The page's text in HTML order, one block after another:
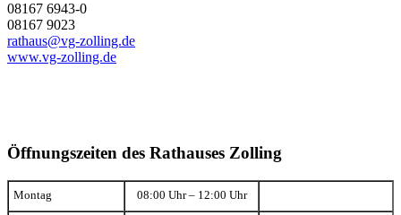
08167 6943-0
08167 9023
rathaus@vg-zolling.de
www.vg-zolling.de
Öffnungszeiten des Rathauses Zolling
Montag 08:00 Uhr – 12:00 Uhr